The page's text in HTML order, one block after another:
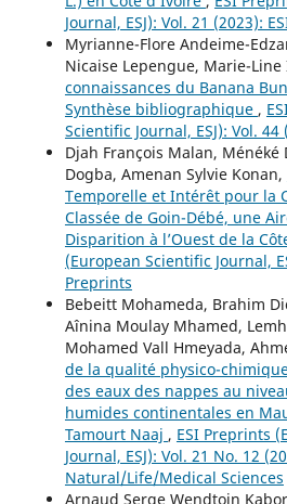
Journal, ESJ): Vol. 21 (2023):
Myrianne-Flore Andeime-
Nicaise Lepengue, Marie-Line
connaissances du Banana
Synthèse bibliographique ,
Scientific Journal, ESJ): Vol.
Djah François Malan,
Dogba, Amenan Sylvie Konan,
Temporelle et Intérêt pour la
Classée de Goin-Débé, une
Disparition à l’Ouest de la
(European Scientific Journal,
Preprints
Bebeitt Mohameda, Brahim
Aînina Moulay Mhamed,
Mohamed Vall Hmeyada,
de la qualité physico-
des eaux des nappes au
humides continentales en
Tamourt Naaj , ESI Preprints
Journal, ESJ): Vol. 21 No. 12
Natural/Life/Medical Sciences
Arnaud Serge Wendtoin